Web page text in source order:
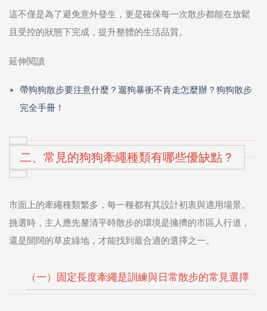
這不僅是為了避免意外發生，更是確保每一次散步都能在放鬆
且受控的狀態下完成，提升整體的生活品質。
延伸閱讀
帶狗狗散步要注意什麼？遛狗暴衝不肯走怎麼辦？狗狗散步
完全手冊！
二、常見的狗狗牽繩種類有哪些優缺點？
市面上的牽繩種類繁多，每一種都有其設計初衷與適用場景。
挑選時，主人應先釐清平時散步的環境是擁擠的市區人行道，
還是開闊的草皮綠地，才能找到最合適的選擇之一。
（一）固定長度牽繩是訓練與日常散步的常見選擇